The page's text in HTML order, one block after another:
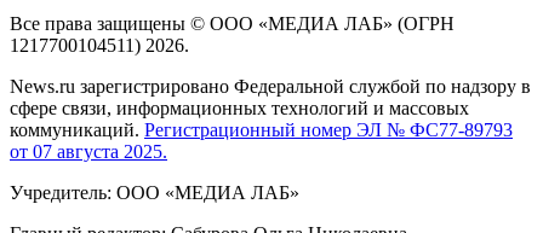
Все права защищены © ООО «МЕДИА ЛАБ» (ОГРН
1217700104511) 2026.
News.ru зарегистрировано Федеральной службой по надзору в
сфере связи, информационных технологий и массовых
коммуникаций. Регистрационный номер ЭЛ № ФС77-89793
от 07 августа 2025.
Учредитель: ООО «МЕДИА ЛАБ»